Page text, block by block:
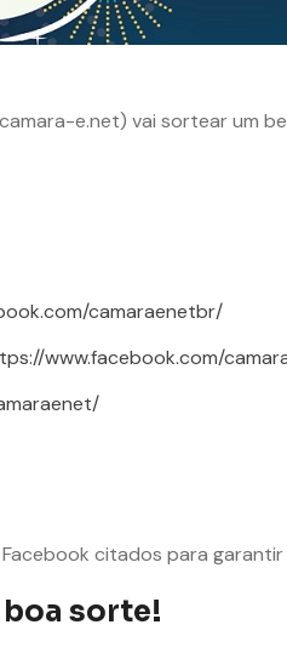
e.net) vai sortear um
camaraenetbr/
www.facebook.com/
citados para
sorte!